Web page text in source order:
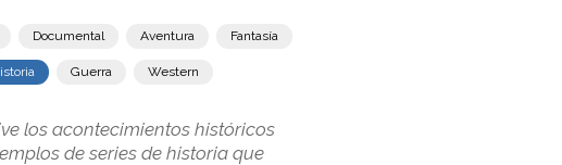
Documental Aventura Fantasía
Guerra Western
los acontecimientos históricos
de series de historia que